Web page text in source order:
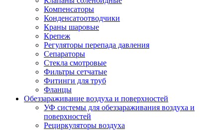
Компенсаторы
Конденсатоотводчики
Краны шаровые
Крепеж
Регуляторы перепада давления
Сепараторы
Стекла смотровые
Фильтры сетчатые
Фитинги для труб
Фланцы
Обеззараживание воздуха и поверхностей
УФ системы для обеззараживания воздуха и
поверхностей
Рециркуляторы воздуха